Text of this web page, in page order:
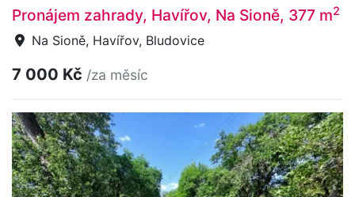
Pronájem zahrady, Havířov, Na Sioně, 377 m2
Na Sioně, Havířov, Bludovice
7 000 Kč /za měsíc